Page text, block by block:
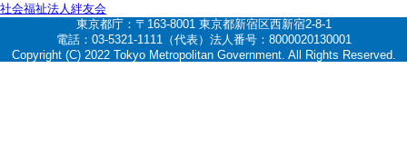
ビ
ー
社会福祉法人絆友会
東京都庁：〒163-8001 東京都新宿区西新宿2-8-1
電話：03-5321-1111（代表）法人番号：8000020130001
Copyright (C) 2022 Tokyo Metropolitan Government. All Rights Reserved.